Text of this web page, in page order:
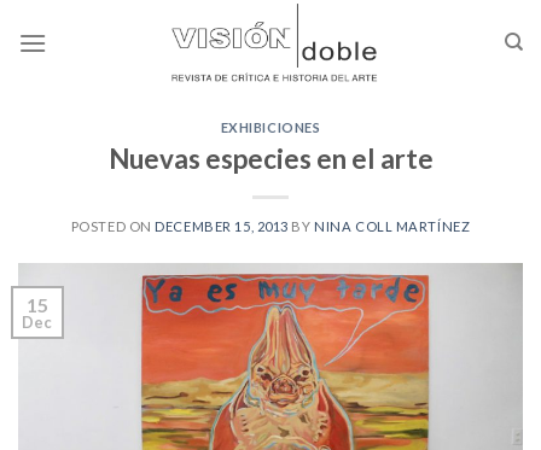
EXHIBICIONES
Nuevas especies en el arte
POSTED ON DECEMBER 15, 2013 BY NINA COLL MARTÍNEZ
15
Dec